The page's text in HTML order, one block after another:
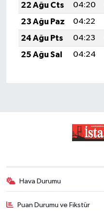
22 Ağu Cts
04:20
23 Ağu Paz
04:22
24 Ağu Pts
04:23
25 Ağu Sal
04:24
Hava Durumu
Puan Durumu ve Fikstür